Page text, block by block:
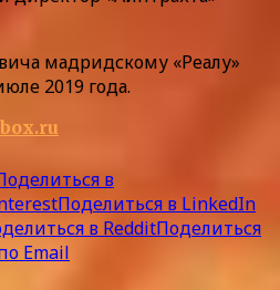
мадридскому «Реалу»
2019 года.
в
Поделиться в LinkedIn
в RedditПоделиться
Email